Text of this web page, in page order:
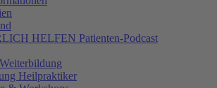
HELFEN Patienten-Podcast
Heilpraktiker